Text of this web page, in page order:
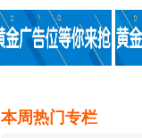
本周热门专栏